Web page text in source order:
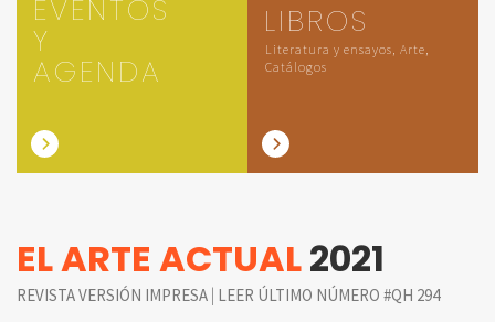
EVENTOS
Y
AGENDA
LIBROS
Literatura y ensayos, Arte,
Catálogos
EL ARTE ACTUAL2021
REVISTA VERSIÓN IMPRESA | LEER ÚLTIMO NÚMERO #QH 294